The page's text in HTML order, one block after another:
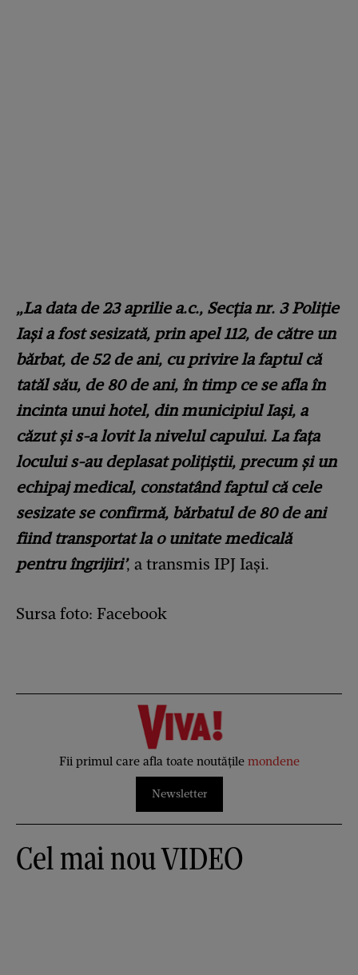
„La data de 23 aprilie a.c., Secția nr. 3 Poliție
Iași a fost sesizată, prin apel 112, de către un
bărbat, de 52 de ani, cu privire la faptul că
tatăl său, de 80 de ani, în timp ce se afla în
incinta unui hotel, din municipiul Iași, a
căzut și s-a lovit la nivelul capului. La fața
locului s-au deplasat polițiștii, precum și un
echipaj medical, constatând faptul că cele
sesizate se confirmă, bărbatul de 80 de ani
fiind transportat la o unitate medicală
pentru îngrijiri’, a transmis IPJ Iași.
Sursa foto: Facebook
Fii primul care afla toate noutățile mondene
Newsletter
Cel mai nou VIDEO